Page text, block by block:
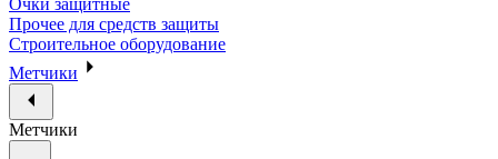
Очки защитные
Прочее для средств защиты
Строительное оборудование
Метчики
Метчики